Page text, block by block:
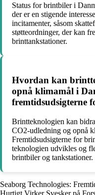
Status for brintbiler i
der er en stigende
incitamenter, såsom
støtteordninger, der kan
brinttankstationer.
Hvordan kan
opnå klimamål i
fremtidsudsigterne
Brintteknologien kan
CO2-udledning og opnå
Fremtidsudsigterne for
teknologien udvikles og
brintbiler og tankstationer.
Seaborg Technologies:
Hurtigt Virker Svesker på